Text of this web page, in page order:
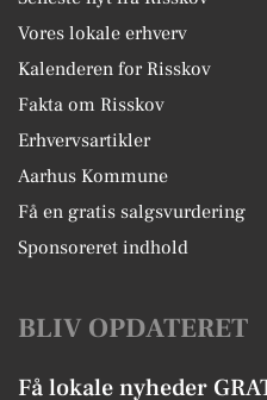
Vores lokale erhverv
Kalenderen for Risskov
Fakta om Risskov
Erhvervsartikler
Aarhus Kommune
Få en gratis salgsvurdering
Sponsoreret indhold
BLIV OPDATERET
Få lokale nyheder